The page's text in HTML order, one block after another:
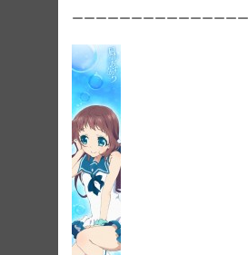
ーーーーーーーーーーーーーー